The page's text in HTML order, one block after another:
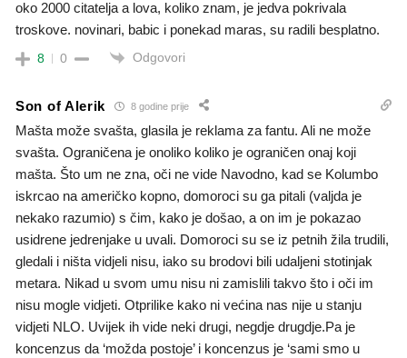
oko 2000 citatelja a lova, koliko znam, je jedva pokrivala
troskove. novinari, babic i ponekad maras, su radili besplatno.
8 0 Odgovori
Son of Alerik 8 godine prije
Mašta može svašta, glasila je reklama za fantu. Ali ne može
svašta. Ograničena je onoliko koliko je ograničen onaj koji
mašta. Što um ne zna, oči ne vide Navodno, kad se Kolumbo
iskrcao na američko kopno, domoroci su ga pitali (valjda je
nekako razumio) s čim, kako je došao, a on im je pokazao
usidrene jedrenjake u uvali. Domoroci su se iz petnih žila trudili,
gledali i ništa vidjeli nisu, iako su brodovi bili udaljeni stotinjak
metara. Nikad u svom umu nisu ni zamislili takvo što i oči im
nisu mogle vidjeti. Otprilike kako ni većina nas nije u stanju
vidjeti NLO. Uvijek ih vide neki drugi, negdje drugdje.Pa je
koncenzus da ‘možda postoje’ i koncenzus je ‘sami smo u